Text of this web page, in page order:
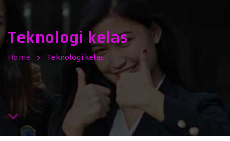
Teknologi kelas
Home Teknologi kelas